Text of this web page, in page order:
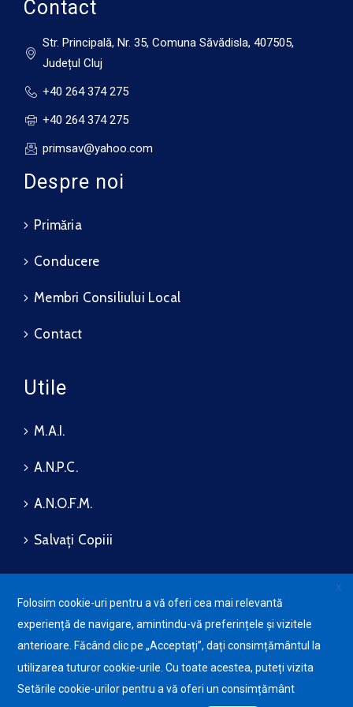
Contact
Str. Principală, Nr. 35, Comuna Săvădisla, 407505,
Județul Cluj
+40 264 374 275
+40 264 374 275
primsav@yahoo.com
Despre noi
Primăria
Conducere
Membri Consiliului Local
Contact
Utile
M.A.I.
A.N.P.C.
A.N.O.F.M.
Salvați Copiii
Protecția datelor cu caracter
personale (GDPR)
Politica de utilizare a Cookie-
urilor
Avansis
Mobile
X
Folosim cookie-uri pentru a vă oferi cea mai relevantă
experiență de navigare, amintindu-vă preferințele și vizitele
anterioare. Făcând clic pe „Acceptați”, dați consimțământul la
utilizarea tuturor cookie-urile. Cu toate acestea, puteți vizita
Setările cookie-urilor pentru a vă oferi un consimțământ